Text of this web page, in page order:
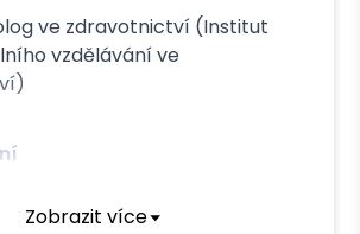
ve zdravotnictví (Institut
vzdělávání ve
Mgr. FF MUNI
Zobrazit více